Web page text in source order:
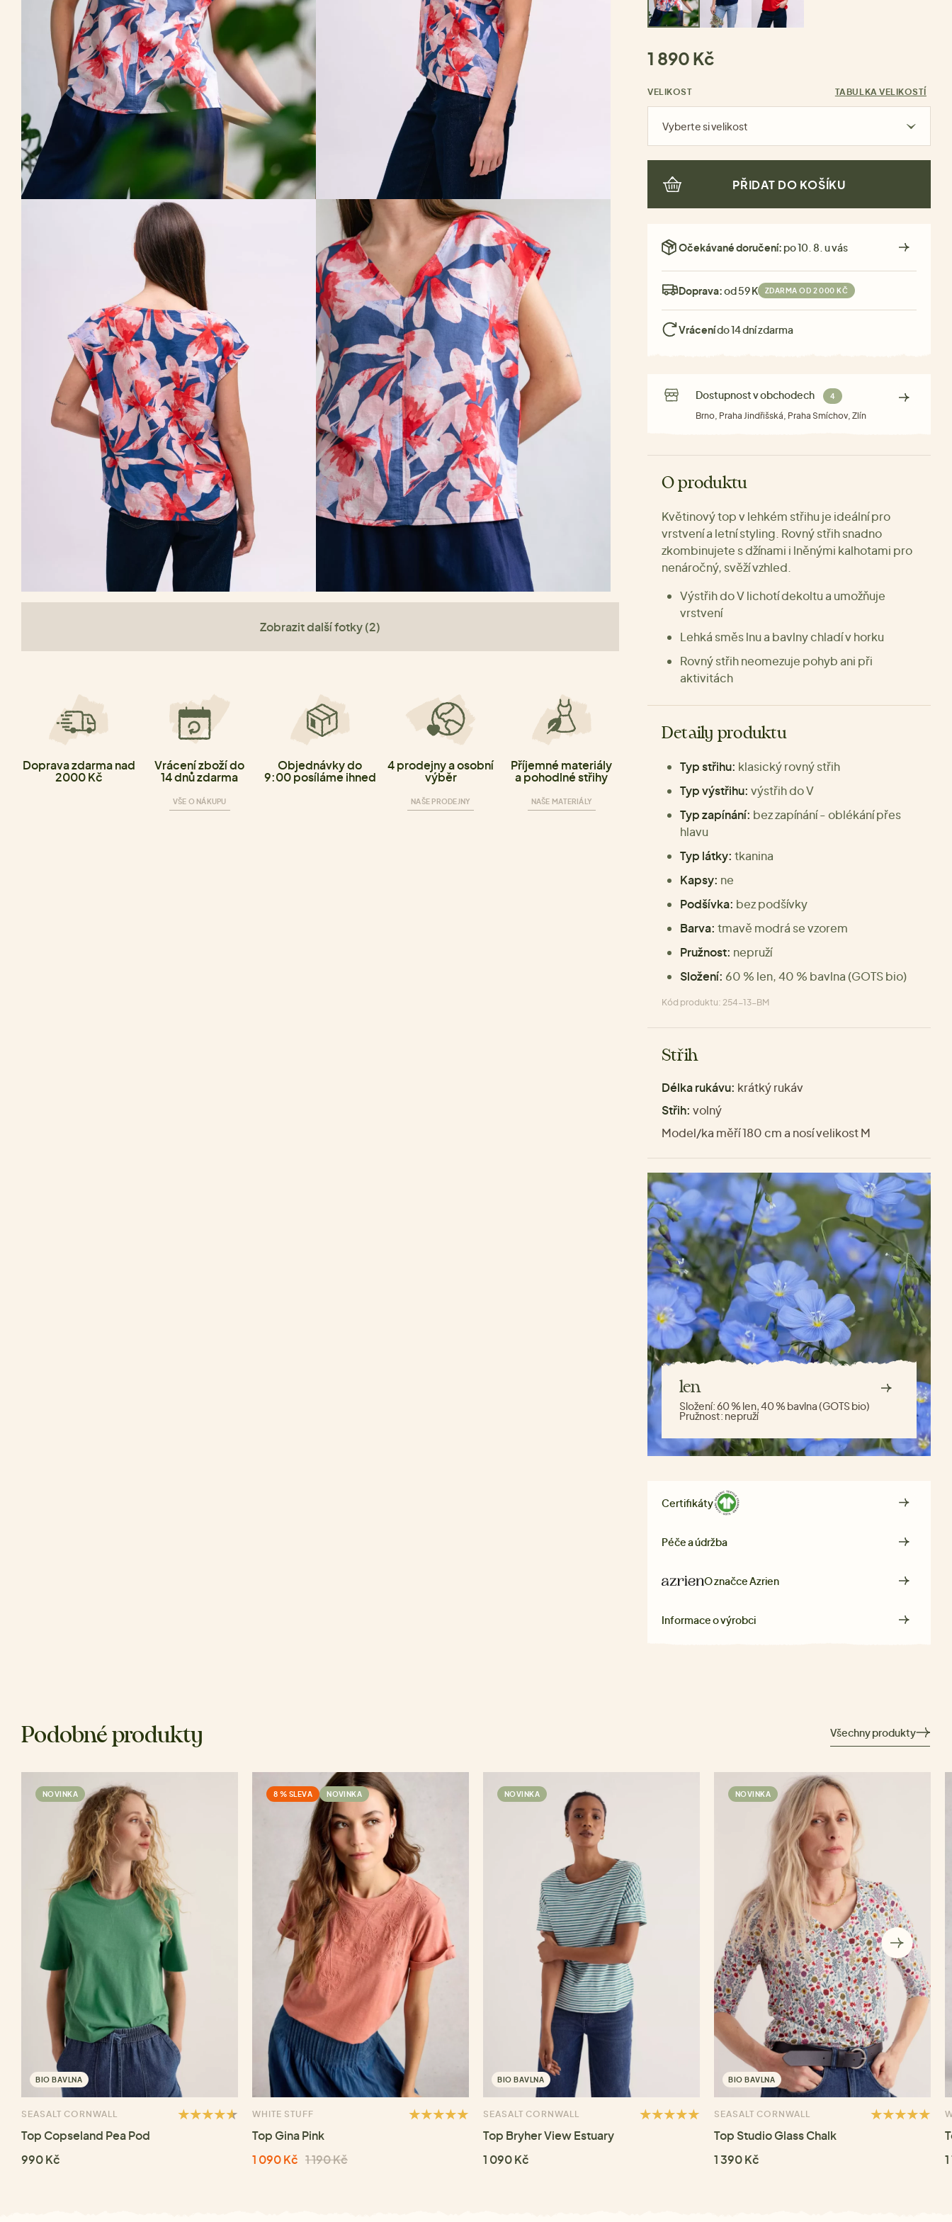
Zobrazit další fotky (2)
Doprava zdarma nad
2000 Kč
Vrácení zboží do
14 dnů zdarma
VŠE O NÁKUPU
Objednávky do
9:00 posíláme ihned
4 prodejny a osobní
výběr
NAŠE PRODEJNY
Příjemné materiály
a pohodlné střihy
NAŠE MATERIÁLY
1 890 Kč
VELIKOST TABULKA VELIKOSTÍ
Vyberte si velikost
PŘIDAT DO KOŠÍKU
Očekávané doručení: po 10. 8. u vás
Doprava:od 59 Kč ZDARMA OD 2 000 KČ
Vrácenído 14 dní zdarma
Dostupnost v obchodech 4
Brno, Praha Jindřišská, Praha Smíchov, Zlín
O produktu
Květinový top v lehkém střihu je ideální pro
vrstvení a letní styling. Rovný střih snadno
zkombinujete s džínami i lněnými kalhotami pro
nenáročný, svěží vzhled.
Výstřih do V lichotí dekoltu a umožňuje
vrstvení
Lehká směs lnu a bavlny chladí v horku
Rovný střih neomezuje pohyb ani při
aktivitách
Detaily produktu
Typ střihu: klasický rovný střih
Typ výstřihu: výstřih do V
Typ zapínání: bez zapínání - oblékání přes
hlavu
Typ látky: tkanina
Kapsy: ne
Podšívka: bez podšívky
Barva: tmavě modrá se vzorem
Pružnost: nepruží
Složení: 60 % len, 40 % bavlna (GOTS bio)
Kód produktu: 254-13-BM
Střih
Délka rukávu: krátký rukáv
Střih: volný
Model/ka měří 180 cm a nosí velikost M
len
Složení:60 % len, 40 % bavlna (GOTS bio)
Pružnost: nepruží
Certifikáty
Péče a údržba
O značceAzrien
Informace o výrobci
Podobné produkty Všechny produkty
NOVINKA
BIO BAVLNA
SEASALT CORNWALL
Top Copseland Pea Pod
990 Kč
8 % SLEVA NOVINKA
WHITE STUFF
Top Gina Pink
1 090 Kč 1 190 Kč
NOVINKA
BIO BAVLNA
SEASALT CORNWALL
Top Bryher View Estuary
1 090 Kč
NOVINKA
BIO BAVLNA
SEASALT CORNWALL
Top Studio Glass Chalk
1 390 Kč